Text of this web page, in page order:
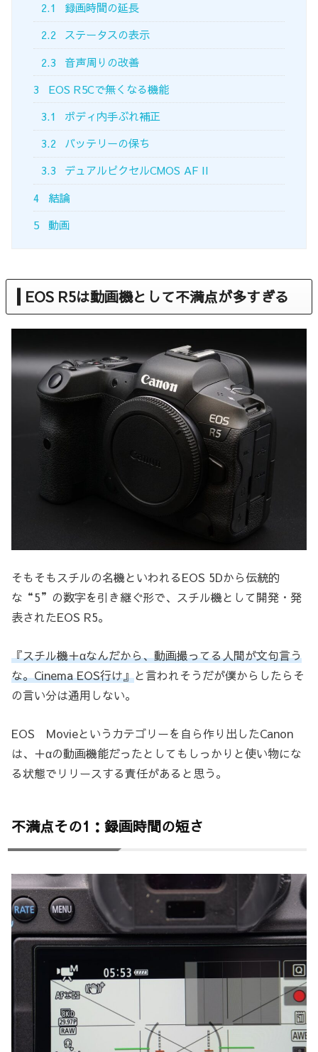
2.1
録画時間の延長
2.2
ステータスの表示
2.3
音声周りの改善
3
EOS R5Cで無くなる機能
3.1
ボディ内手ぶれ補正
3.2
バッテリーの保ち
3.3
デュアルピクセルCMOS AF II
4
結論
5
動画
EOS R5は動画機として不満点が多すぎる
そもそもスチルの名機といわれるEOS 5Dから伝統的
な“5”の数字を引き継ぐ形で、スチル機として開発・発
表されたEOS R5。
『スチル機＋αなんだから、動画撮ってる人間が文句言う
な。Cinema EOS行け』と言われそうだが僕からしたらそ
の言い分は通用しない。
EOS Movieというカテゴリーを自ら作り出したCanon
は、＋αの動画機能だったとしてもしっかりと使い物にな
る状態でリリースする責任があると思う。
不満点その1：録画時間の短さ